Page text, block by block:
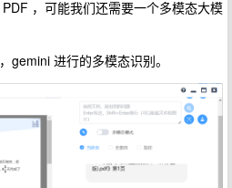
，可能我们还需要一个多模态大模
gemini 进行的多模态识别。